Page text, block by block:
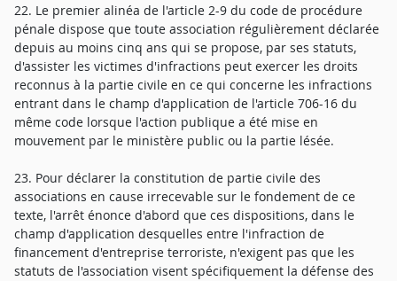
22. Le premier alinéa de l'article 2-9 du code de procédure
pénale dispose que toute association régulièrement déclarée
depuis au moins cinq ans qui se propose, par ses statuts,
d'assister les victimes d'infractions peut exercer les droits
reconnus à la partie civile en ce qui concerne les infractions
entrant dans le champ d'application de l'article 706-16 du
même code lorsque l'action publique a été mise en
mouvement par le ministère public ou la partie lésée.
23. Pour déclarer la constitution de partie civile des
associations en cause irrecevable sur le fondement de ce
texte, l'arrêt énonce d'abord que ces dispositions, dans le
champ d'application desquelles entre l'infraction de
financement d'entreprise terroriste, n'exigent pas que les
statuts de l'association visent spécifiquement la défense des